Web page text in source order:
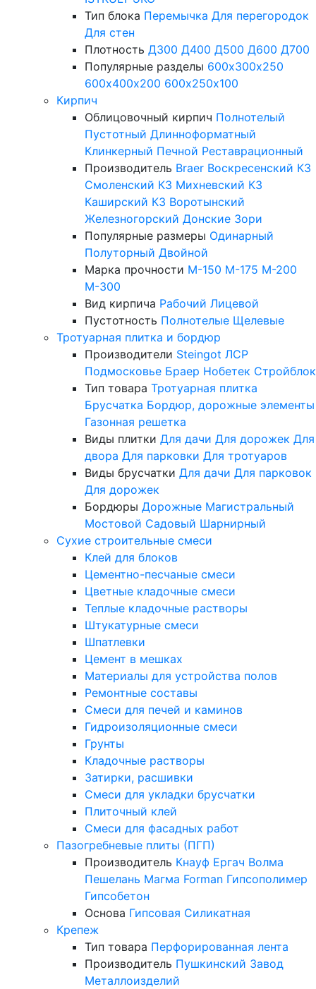
Тип блока Перемычка Для перегородок
Для стен
Плотность Д300 Д400 Д500 Д600 Д700
Популярные разделы 600х300х250
600х400х200 600х250х100
Кирпич
Облицовочный кирпич Полнотелый
Пустотный Длинноформатный
Клинкерный Печной Реставрационный
Производитель Braer Воскресенский КЗ
Смоленский КЗ Михневский КЗ
Каширский КЗ Воротынский
Железногорский Донские Зори
Популярные размеры Одинарный
Полуторный Двойной
Марка прочности М-150 М-175 М-200
М-300
Вид кирпича Рабочий Лицевой
Пустотность Полнотелые Щелевые
Тротуарная плитка и бордюр
Производители Steingot ЛСР
Подмосковье Браер Нобетек Стройблок
Тип товара Тротуарная плитка
Брусчатка Бордюр, дорожные элементы
Газонная решетка
Виды плитки Для дачи Для дорожек Для
двора Для парковки Для тротуаров
Виды брусчатки Для дачи Для парковок
Для дорожек
Бордюры Дорожные Магистральный
Мостовой Садовый Шарнирный
Сухие строительные смеси
Клей для блоков
Цементно-песчаные смеси
Цветные кладочные смеси
Теплые кладочные растворы
Штукатурные смеси
Шпатлевки
Цемент в мешках
Материалы для устройства полов
Ремонтные составы
Смеси для печей и каминов
Гидроизоляционные смеси
Грунты
Кладочные растворы
Затирки, расшивки
Смеси для укладки брусчатки
Плиточный клей
Смеси для фасадных работ
Пазогребневые плиты (ПГП)
Производитель Кнауф Ергач Волма
Пешелань Магма Forman Гипсополимер
Гипсобетон
Основа Гипсовая Силикатная
Крепеж
Тип товара Перфорированная лента
Производитель Пушкинский Завод
Металлоизделий